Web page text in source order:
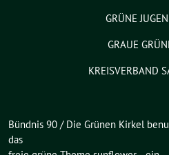
GRÜNE
GRAUE
KREISVERBAND
Bündnis 90 / Die Grünen Kirkel
das